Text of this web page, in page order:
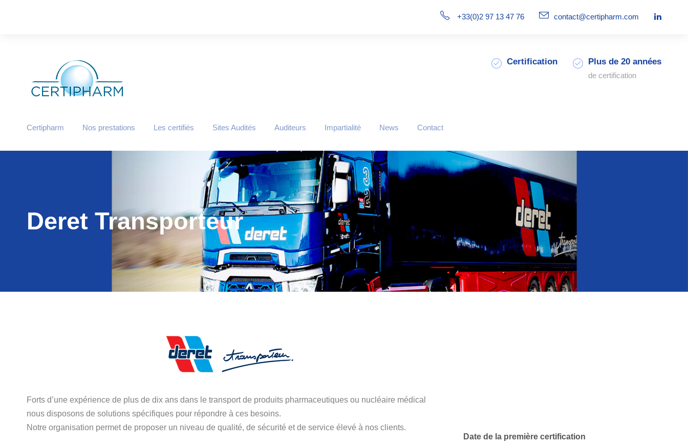
+33(0)2 97 13 47 76 contact@certipharm.com
Certification Plus de 20 années
de certification
Certipharm Nos prestations Les certifiés Sites Audités Auditeurs Impartialité News Contact
Deret Transporteur
Forts d’une expérience de plus de dix ans dans le transport de produits pharmaceutiques ou nucléaire médical
nous disposons de solutions spécifiques pour répondre à ces besoins.
Notre organisation permet de proposer un niveau de qualité, de sécurité et de service élevé à nos clients.
Date de la première certification